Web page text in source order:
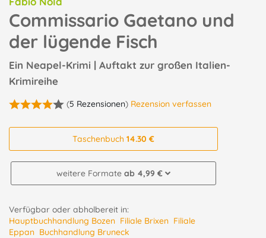
Commissario Gaetano und
der lügende Fisch
Ein Neapel-Krimi | Auftakt zur großen Italien-
Krimireihe
(5 Rezensionen) Rezension verfassen
Taschenbuch 14.30 €
weitere Formate ab 4,99 €
Verfügbar oder abholbereit in:
Hauptbuchhandlung Bozen Filiale Brixen Filiale
Eppan Buchhandlung Bruneck